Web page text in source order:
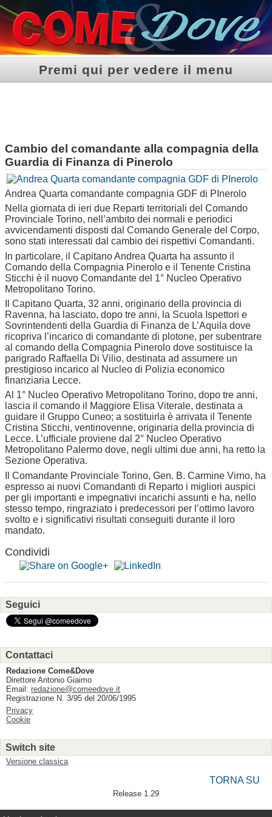
Premi qui per vedere il menu
Cambio del comandante alla compagnia della
Guardia di Finanza di Pinerolo
Andrea Quarta comandante compagnia GDF di PInerolo
Nella giornata di ieri due Reparti territoriali del Comando
Provinciale Torino, nell’ambito dei normali e periodici
avvicendamenti disposti dal Comando Generale del Corpo,
sono stati interessati dal cambio dei rispettivi Comandanti.
In particolare, il Capitano Andrea Quarta ha assunto il
Comando della Compagnia Pinerolo e il Tenente Cristina
Sticchi è il nuovo Comandante del 1° Nucleo Operativo
Metropolitano Torino.
Il Capitano Quarta, 32 anni, originario della provincia di
Ravenna, ha lasciato, dopo tre anni, la Scuola Ispettori e
Sovrintendenti della Guardia di Finanza de L’Aquila dove
ricopriva l’incarico di comandante di plotone, per subentrare
al comando della Compagnia Pinerolo dove sostituisce la
parigrado Raffaella Di Vilio, destinata ad assumere un
prestigioso incarico al Nucleo di Polizia economico
finanziaria Lecce.
Al 1° Nucleo Operativo Metropolitano Torino, dopo tre anni,
lascia il comando il Maggiore Elisa Viterale, destinata a
guidare il Gruppo Cuneo; a sostituirla è arrivata il Tenente
Cristina Sticchi, ventinovenne, originaria della provincia di
Lecce. L’ufficiale proviene dal 2° Nucleo Operativo
Metropolitano Palermo dove, negli ultimi due anni, ha retto la
Sezione Operativa.
Il Comandante Provinciale Torino, Gen. B. Carmine Virno, ha
espresso ai nuovi Comandanti di Reparto i migliori auspici
per gli importanti e impegnativi incarichi assunti e ha, nello
stesso tempo, ringraziato i predecessori per l’ottimo lavoro
svolto e i significativi risultati conseguiti durante il loro
mandato.
Condividi
Seguici
Contattaci
Redazione Come&Dove
Direttore Antonio Giaimo
Email:redazione@comeedove.it
Registrazione N. 3/95 del 20/06/1995
Privacy
Cookie
Switch site
Versione classica
TORNA SU
Release 1.29